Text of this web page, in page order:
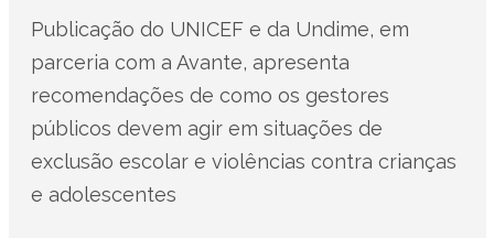
Publicação do UNICEF e da Undime, em
parceria com a Avante, apresenta
recomendações de como os gestores
públicos devem agir em situações de
exclusão escolar e violências contra crianças
e adolescentes